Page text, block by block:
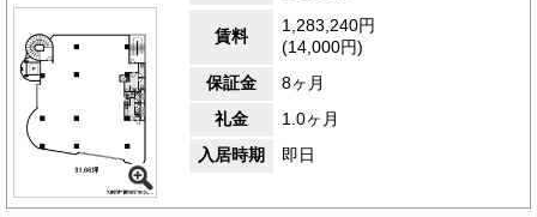
賃料
1,283,240円
(14,000円)
保証金
8ヶ月
礼金
1.0ヶ月
入居時期
即日